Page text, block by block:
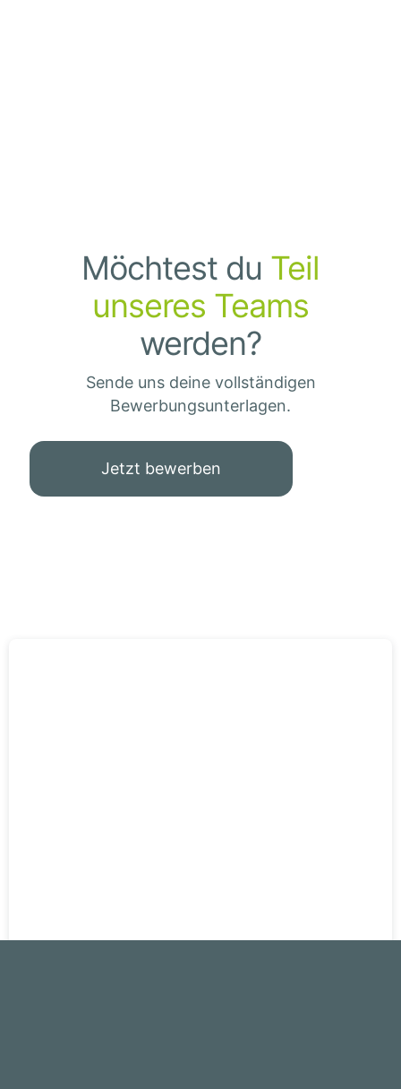
Möchtest du Teil
unseres Teams
werden?
Sende uns deine vollständigen
Bewerbungsunterlagen.
Jetzt bewerben